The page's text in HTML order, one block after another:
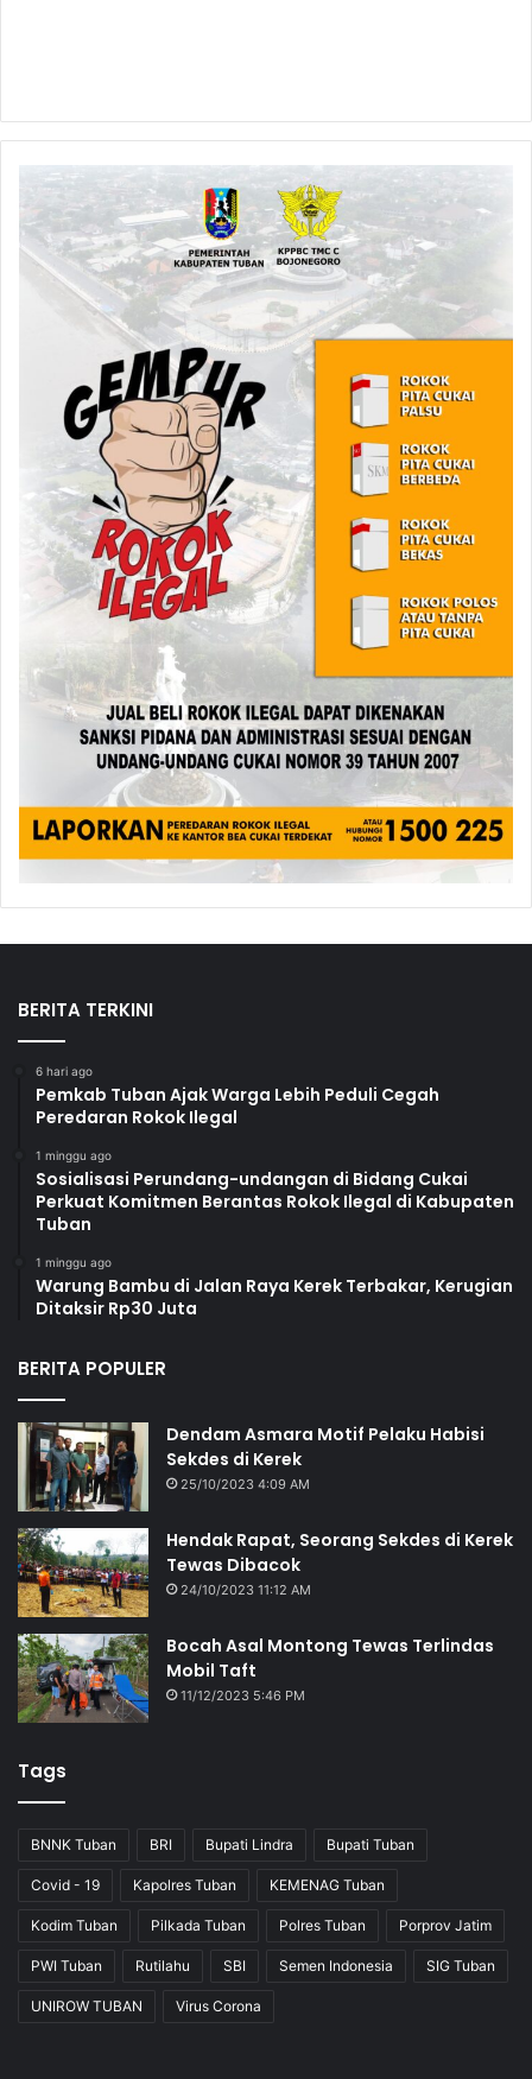
BERITA TERKINI
6 hari ago
Pemkab Tuban Ajak Warga Lebih Peduli Cegah
Peredaran Rokok Ilegal
1 minggu ago
Sosialisasi Perundang-undangan di Bidang Cukai
Perkuat Komitmen Berantas Rokok Ilegal di Kabupaten
Tuban
1 minggu ago
Warung Bambu di Jalan Raya Kerek Terbakar, Kerugian
Ditaksir Rp30 Juta
BERITA POPULER
Dendam Asmara Motif Pelaku Habisi
Sekdes di Kerek
25/10/2023 4:09 AM
Hendak Rapat, Seorang Sekdes di Kerek
Tewas Dibacok
24/10/2023 11:12 AM
Bocah Asal Montong Tewas Terlindas
Mobil Taft
11/12/2023 5:46 PM
Tags
BNNK Tuban BRI Bupati Lindra Bupati Tuban
Covid - 19 Kapolres Tuban KEMENAG Tuban
Kodim Tuban Pilkada Tuban Polres Tuban Porprov Jatim
PWI Tuban Rutilahu SBI Semen Indonesia SIG Tuban
UNIROW TUBAN Virus Corona